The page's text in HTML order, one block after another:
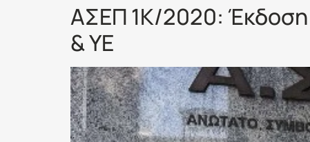
ΑΣΕΠ 1Κ/2020: Έκδοση
& ΥΕ